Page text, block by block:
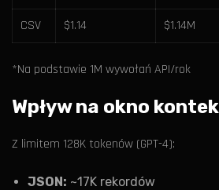
CSV $1.14 $1.14M
*Na podstawie 1M wywołań API/rok
Wpływ na okno
Z limitem 128K tokenów (GPT-4):
JSON: ~17K rekordów